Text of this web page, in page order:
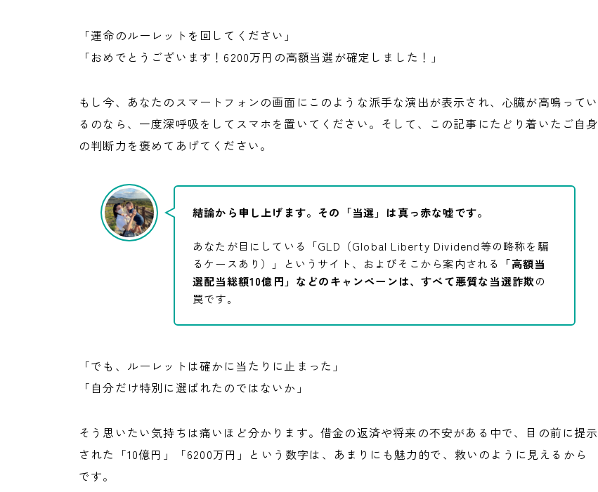
「運命のルーレットを回してください」
「おめでとうございます！6200万円の高額当選が確定しました！」
もし今、あなたのスマートフォンの画面にこのような派手な演出が表示され、心臓が高鳴ってい
るのなら、一度深呼吸をしてスマホを置いてください。そして、この記事にたどり着いたご自身
の判断力を褒めてあげてください。
結論から申し上げます。その「当選」は真っ赤な嘘です。
あなたが目にしている「GLD（Global Liberty Dividend等の略称を騙
るケースあり）」というサイト、およびそこから案内される
「高額当
選配当総額10億円」などのキャンペーンは、すべて悪質な当選詐欺の
罠です。
「でも、ルーレットは確かに当たりに止まった」
「自分だけ特別に選ばれたのではないか」
そう思いたい気持ちは痛いほど分かります。借金の返済や将来の不安がある中で、目の前に提示
された「10億円」「6200万円」という数字は、あまりにも魅力的で、救いのように見えるから
です。